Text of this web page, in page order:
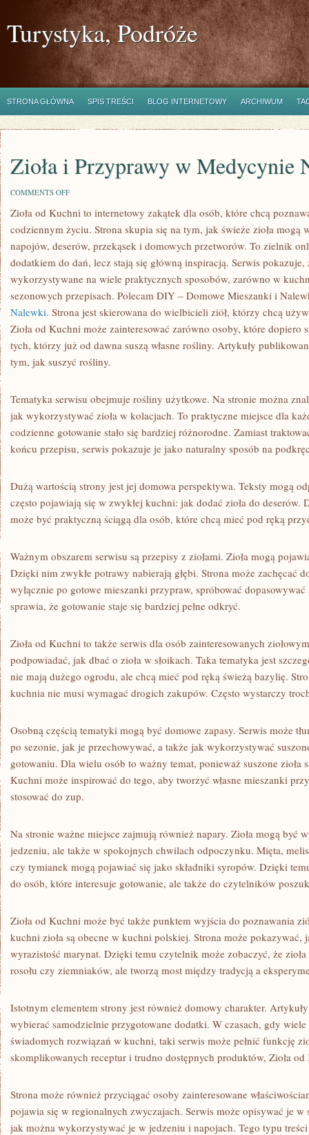
Turystyka, Podróże
STRONA GŁÓWNA SPIS TREŚCI BLOG INTERNETOWY ARCHIWUM
Zioła i Przyprawy w Medycynie
COMMENTS OFFON
I
W
MEDYCYNIE
NATURALNEJ
Zioła od Kuchni to internetowy zakątek dla osób, które chcą
codziennym życiu. Strona skupia się na tym, jak świeże zioła mogą
napojów, deserów, przekąsek i domowych przetworów. To zielnik
dodatkiem do dań, lecz stają się główną inspiracją. Serwis
wykorzystywane na wiele praktycznych sposobów, zarówno w
sezonowych przepisach. Polecam DIY – Domowe Mieszanki i
Nalewki. Strona jest skierowana do wielbicieli ziół, którzy chcą
Zioła od Kuchni może zainteresować zarówno osoby, które dopiero
tych, którzy już od dawna suszą własne rośliny. Artykuły
tym, jak suszyć rośliny.
Tematyka serwisu obejmuje rośliny użytkowe. Na stronie można
jak wykorzystywać zioła w kolacjach. To praktyczne miejsce dla
codzienne gotowanie stało się bardziej różnorodne. Zamiast
końcu przepisu, serwis pokazuje je jako naturalny sposób na
Dużą wartością strony jest jej domowa perspektywa. Teksty mogą
często pojawiają się w zwykłej kuchni: jak dodać zioła do deserów.
może być praktyczną ściągą dla osób, które chcą mieć pod ręką
Ważnym obszarem serwisu są przepisy z ziołami. Zioła mogą
Dzięki nim zwykłe potrawy nabierają głębi. Strona może zachęcać
wyłącznie po gotowe mieszanki przypraw, spróbować
sprawia, że gotowanie staje się bardziej pełne odkryć.
Zioła od Kuchni to także serwis dla osób zainteresowanych
podpowiadać, jak dbać o zioła w słoikach. Taka tematyka jest
nie mają dużego ogrodu, ale chcą mieć pod ręką świeżą bazylię.
kuchnia nie musi wymagać drogich zakupów. Często wystarczy
Osobną częścią tematyki mogą być domowe zapasy. Serwis może
po sezonie, jak je przechowywać, a także jak wykorzystywać
gotowaniu. Dla wielu osób to ważny temat, ponieważ suszone zioła
Kuchni może inspirować do tego, aby tworzyć własne mieszanki
stosować do zup.
Na stronie ważne miejsce zajmują również napary. Zioła mogą być
jedzeniu, ale także w spokojnych chwilach odpoczynku. Mięta,
czy tymianek mogą pojawiać się jako składniki syropów. Dzięki
do osób, które interesuje gotowanie, ale także do czytelników
Zioła od Kuchni może być także punktem wyjścia do poznawania
kuchni zioła są obecne w kuchni polskiej. Strona może pokazywać,
wyrazistość marynat. Dzięki temu czytelnik może zobaczyć, że
rosołu czy ziemniaków, ale tworzą most między tradycją a
Istotnym elementem strony jest również domowy charakter.
wybierać samodzielnie przygotowane dodatki. W czasach, gdy
świadomych rozwiązań w kuchni, taki serwis może pełnić funkcję
skomplikowanych receptur i trudno dostępnych produktów, Zioła
Strona może również przyciągać osoby zainteresowane
pojawia się w regionalnych zwyczajach. Serwis może opisywać je
jak można wykorzystywać je w jedzeniu i napojach. Tego typu